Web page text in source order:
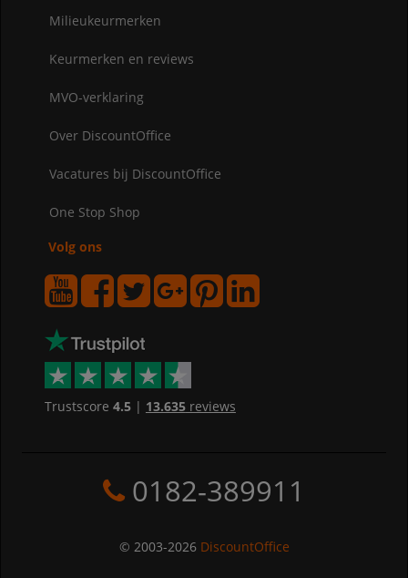
Milieukeurmerken
Keurmerken en reviews
MVO-verklaring
Over DiscountOffice
Vacatures bij DiscountOffice
One Stop Shop
Volg ons
Trustscore 4.5| 13.635reviews
0182-389911
© 2003-2026 DiscountOffice